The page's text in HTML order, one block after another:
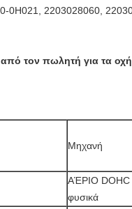
0H021, 2203028060,
τον πωλητή για τα
Μηχανή
ΑΈΡΙΟ DOHC
φυσικά